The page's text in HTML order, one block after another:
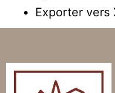
Exporter vers